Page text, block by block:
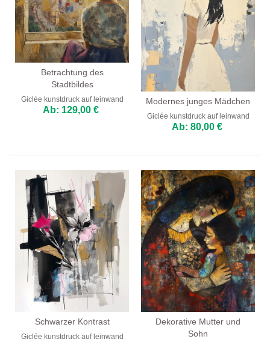
Betrachtung des
Stadtbildes
Giclée kunstdruck auf leinwand
Ab: 129,00 €
Modernes junges Mädchen
Giclée kunstdruck auf leinwand
Ab: 80,00 €
Schwarzer Kontrast
Giclée kunstdruck auf leinwand
Dekorative Mutter und
Sohn